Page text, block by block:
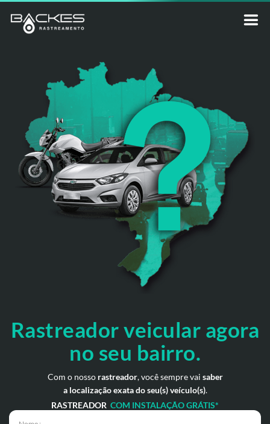
Rastreador veicular agora
no seu bairro.
Com o nosso rastreador, você sempre vai saber
a localização exata do seu(s) veículo(s).
RASTREADOR COM INSTALAÇÃO GRÁTIS*